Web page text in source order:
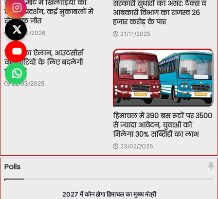
स्पोर्ट्स मीट में खिलाड़ियों का
दमदार प्रदर्शन, कई मुकाबलों में
रोमांचक जीत
30/04/2026
सरकारी सुधारों का असर: टैक्स व
आबकारी विभाग का राजस्व 26
हजार करोड़ के पार
21/11/2025
सीएम का ऐलान, आउटसोर्स
कर्मचारियों के लिए बदलेगी
पॉलिसी
22/03/2025
हिमाचल में 390 बस रूटों पर 3500
से ज्यादा आवेदन, युवाओं को
मिलेगा 30% सब्सिडी का लाभ
23/02/2026
Polls
2027 में कौन होगा हिमाचल का मुख्य मंत्री